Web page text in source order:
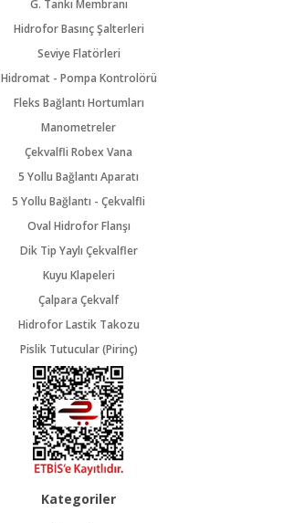
G. Tankı Membranı
Hidrofor Basınç Şalterleri
Seviye Flatörleri
Hidromat - Pompa Kontrolörü
Fleks Bağlantı Hortumları
Manometreler
Çekvalfli Robex Vana
5 Yollu Bağlantı Aparatı
5 Yollu Bağlantı - Çekvalfli
Oval Hidrofor Flanşı
Dik Tip Yaylı Çekvalfler
Kuyu Klapeleri
Çalpara Çekvalf
Hidrofor Lastik Takozu
Pislik Tutucular (Pirinç)
Kategoriler